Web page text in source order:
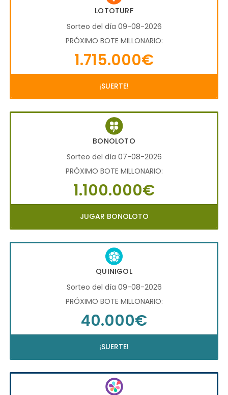
LOTOTURF
Sorteo del día 09-08-2026
PRÓXIMO BOTE MILLONARIO:
1.715.000€
¡SUERTE!
BONOLOTO
Sorteo del día 07-08-2026
PRÓXIMO BOTE MILLONARIO:
1.100.000€
JUGAR BONOLOTO
QUINIGOL
Sorteo del día 09-08-2026
PRÓXIMO BOTE MILLONARIO:
40.000€
¡SUERTE!